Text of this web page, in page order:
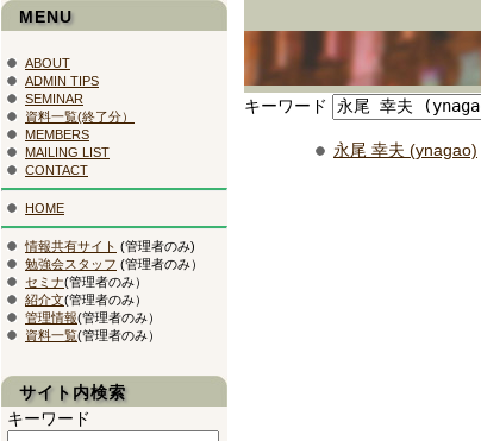
キーワード
永尾 幸夫 (ynagao)
MENU
ABOUT
ADMIN TIPS
SEMINAR
資料一覧(終了分）
MEMBERS
MAILING LIST
CONTACT
HOME
情報共有サイト (管理者のみ)
勉強会スタッフ (管理者のみ）
セミナ(管理者のみ）
紹介文(管理者のみ）
管理情報(管理者のみ）
資料一覧(管理者のみ）
サイト内検索
キーワード